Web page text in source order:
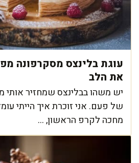
עוגת בלינצס מסקרפונה
את הלב
יש משהו בבלינצס שמחזיר אותי
של פעם. אני זוכרת איך הייתי
מחכה לקרפ הראשון, ...